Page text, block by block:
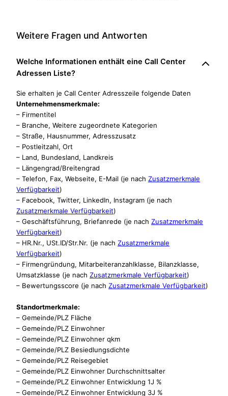
Weitere Fragen und Antworten
Welche Informationen enthält eine Call Center
Adressen Liste?
Sie erhalten je Call Center Adresszeile folgende Daten
Unternehmensmerkmale:
– Firmentitel
– Branche, Weitere zugeordnete Kategorien
– Straße, Hausnummer, Adresszusatz
– Postleitzahl, Ort
– Land, Bundesland, Landkreis
– Längengrad/Breitengrad
– Telefon, Fax, Webseite, E-Mail (je nach Zusatzmerkmale
Verfügbarkeit)
– Facebook, Twitter, LinkedIn, Instagram (je nach
Zusatzmerkmale Verfügbarkeit)
– Geschäftsführung, Briefanrede (je nach Zusatzmerkmale
Verfügbarkeit)
– HR.Nr., USt.ID/Str.Nr. (je nach Zusatzmerkmale
Verfügbarkeit)
– Firmengründung, Mitarbeiteranzahlklasse, Bilanzklasse,
Umsatzklasse (je nach Zusatzmerkmale Verfügbarkeit)
– Bewertungsscore (je nach Zusatzmerkmale Verfügbarkeit)
Standortmerkmale:
– Gemeinde/PLZ Fläche
– Gemeinde/PLZ Einwohner
– Gemeinde/PLZ Einwohner qkm
– Gemeinde/PLZ Besiedlungsdichte
– Gemeinde/PLZ Reisegebiet
– Gemeinde/PLZ Einwohner Durchschnittsalter
– Gemeinde/PLZ Einwohner Entwicklung 1J %
– Gemeinde/PLZ Einwohner Entwicklung 3J %